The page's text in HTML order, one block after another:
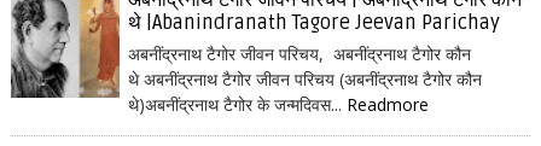
थे |Abanindranath Tagore Jeevan Parichay
अबनींद्रनाथ टैगोर जीवन परिचय, अबनींद्रनाथ टैगोर कौन
थे अबनींद्रनाथ टैगोर जीवन परिचय (अबनींद्रनाथ टैगोर कौन
थे)अबनींद्रनाथ टैगोर के जन्मदिवस... Readmore